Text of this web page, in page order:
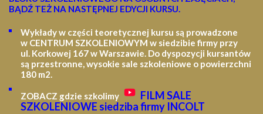
BĄDŹ TEŻ NA NASTĘPNEJ EDYCJI KURSU.
Wykłady w części teoretycznej kursu są prowadzone
w CENTRUM SZKOLENIOWYM w siedzibie firmy przy
ul. Korkowej 167 w Warszawie. Do dyspozycji kursantów
są przestronne, wysokie sale szkoleniowe o powierzchni
180 m2.
ZOBACZ gdzie szkolimy
FILM SALE
SZKOLENIOWE siedziba firmy INCOLT